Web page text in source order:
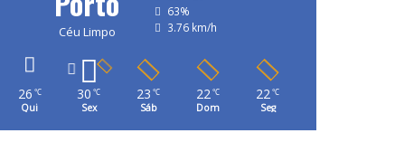
Céu Limpo
63%
3.76 km/h
26 ℃
Qui
30 ℃
Sex
23 ℃
Sáb
22℃
Dom
22℃
Seg